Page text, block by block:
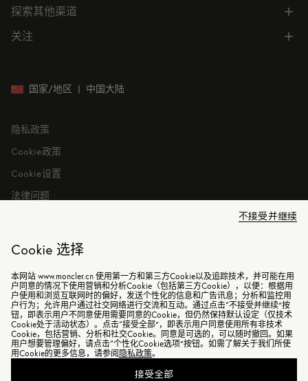
Cookie 选择
不接受并继续
本网站 www.moncler.cn 使用第一方和第三方Cookie以及追踪技术，并可能在用
户同意的情况下使用营销和分析Cookie（包括第三方Cookie），以便：根据用
户使用和浏览互联网时的偏好，发送个性化的信息和广告讯息；分析和监控用
户行为；允许用户通过社交网络进行交流和互动。通过点击“不接受并继续”按
钮，即表示用户不同意使用需要同意的Cookie，但仍然保持默认设定（仅技术
Cookie处于活动状态）。点击“接受全部”，即表示用户同意使用所有非技术
Cookie，包括营销、分析和社交Cookie。同意是可选的，可以随时撤回。如果
用户想要管理偏好，请点击“个性化Cookie选项”按钮。如需了解关于我们所使
用Cookie的更多信息，请参阅 隐私政策。
接受全部
门店位置
预约
常见问题
售后服务
公司信息
公司管理
投资者关系
探索其他渠道
微信小程序
关注
国家/地区 | 中国大陆
隐私政策
Cookie政策
Cookie设置
法律问题
©2026 盟可睐（上海）商贸有限公司 保留所有权利
电子营业执照
沪ICP备2021014729号-2
沪公网安备31010602006898号